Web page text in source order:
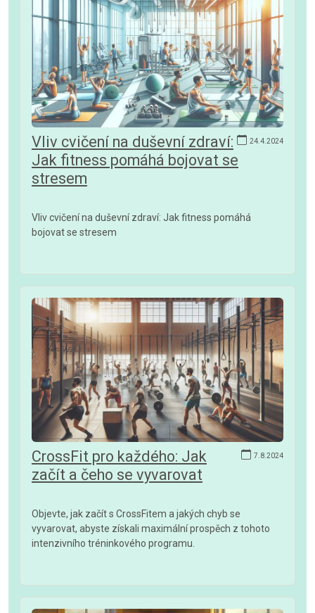
24.4.2024
Vliv cvičení na duševní zdraví:
Jak fitness pomáhá bojovat se
stresem
Vliv cvičení na duševní zdraví: Jak fitness pomáhá
bojovat se stresem
7.8.2024
CrossFit pro každého: Jak
začít a čeho se vyvarovat
Objevte, jak začít s CrossFitem a jakých chyb se
vyvarovat, abyste získali maximální prospěch z tohoto
intenzivního tréninkového programu.